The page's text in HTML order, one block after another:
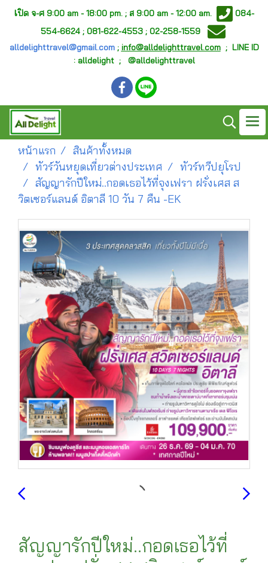
เปิด จ-ศ 9:00 am - 18:00 pm. ; ส 9:00 am - 12:00 am.
084-
554-6624 ; 081-622-4553 ; 02-258-1559
alldelighttravel@gmail.com; info@alldelighttravel.com; LINE ID
: alldelight ; @alldelighttravel
หน้าแรก
สินค้าทั้งหมด
ทัวร์วันหยุดเที่ยวต่างประเทศ
ทัวร์ทวีปยุโรป
สัญญารักปีใหม่..กอดเธอไว้ที่จุงเฟรา ฝรั่งเศส ส
วิตเซอร์แลนด์ อิตาลี 10 วัน 7 คืน -EK
สัญญารักปีใหม่..กอดเธอไว้ที่